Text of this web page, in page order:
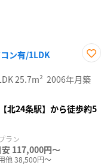
ン有/1LDK
に入
り登
25.7m² 2006年月築
北24条駅】から徒歩約5
ラン
安 117,000円～
他 38,500円～